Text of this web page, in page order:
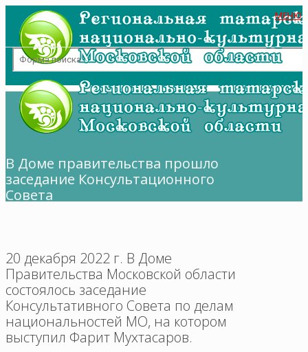
МЕНЮ
В Доме правительства прошло
заседание Консультационного
Совета
20 декабря 2022 г. В Доме
Правительства Московской области
состоялось заседание
Консультативного Совета по делам
национальностей МО, на котором
выступил Фарит Мухтасаров.